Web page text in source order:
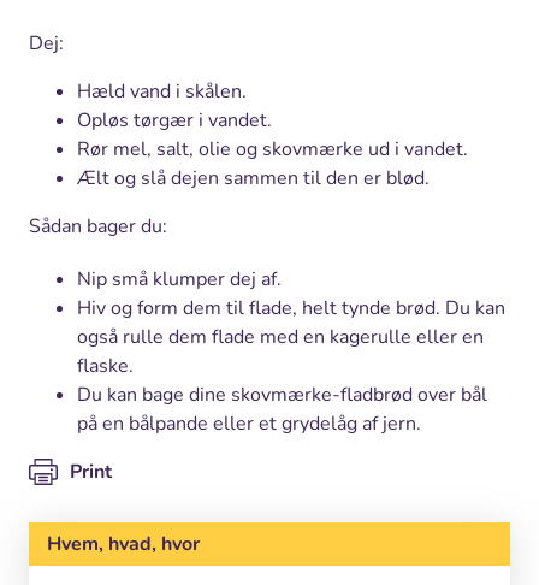
Dej:
Hæld vand i skålen.
Opløs tørgær i vandet.
Rør mel, salt, olie og skovmærke ud i vandet.
Ælt og slå dejen sammen til den er blød.
Sådan bager du:
Nip små klumper dej af.
Hiv og form dem til flade, helt tynde brød. Du kan
også rulle dem flade med en kagerulle eller en
flaske.
Du kan bage dine skovmærke-fladbrød over bål
på en bålpande eller et grydelåg af jern.
Print
Hvem, hvad, hvor